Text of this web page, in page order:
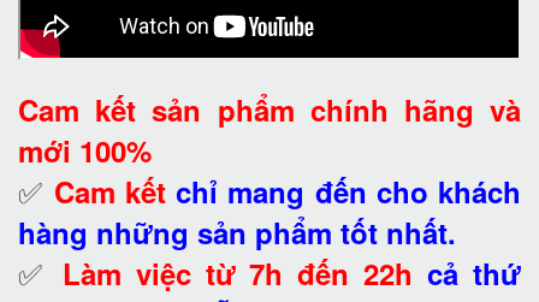
Cam kết sản phẩm chính hãng và
mới 100%
✅ Cam kết chỉ mang đến cho khách
hàng những sản phẩm tốt nhất.
✅ Làm việc từ 7h đến 22h cả thứ